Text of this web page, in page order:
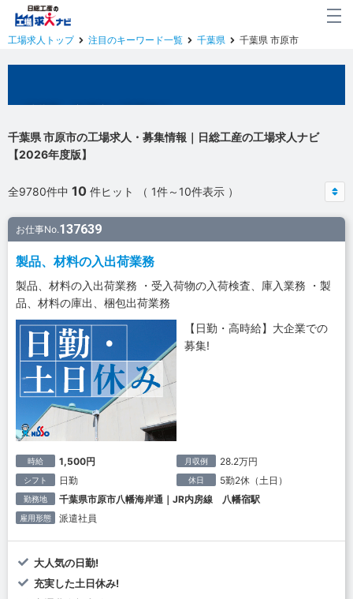
工場求人トップ 注目のキーワード一覧 千葉県 千葉県 市原市
千葉県 市原市の工場求人・募集情報｜日総工産の工場求人ナビ
【2026年度版】
全9780件中 10 件ヒット （ 1件～10件表示 ）
お仕事No.137639
製品、材料の入出荷業務
製品、材料の入出荷業務 ・受入荷物の入荷検査、庫入業務 ・製
品、材料の庫出、梱包出荷業務
【日勤・高時給】大企業での
募集!
時給 1,500円 月収例 28.2万円
シフト 日勤 休日 5勤2休（土日）
勤務地 千葉県市原市八幡海岸通｜JR内房線 八幡宿駅
雇用形態 派遣社員
大人気の日勤!
充実した土日休み!